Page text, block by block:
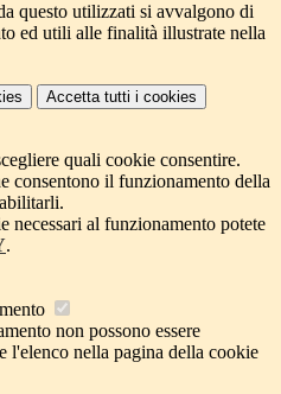
questo utilizzati si avvalgono di
ed utili alle finalità illustrate nella
Accetta tutti i cookies
quali cookie consentire.
consentono il funzionamento della
necessari al funzionamento potete
.
non possono essere
l'elenco nella pagina della cookie